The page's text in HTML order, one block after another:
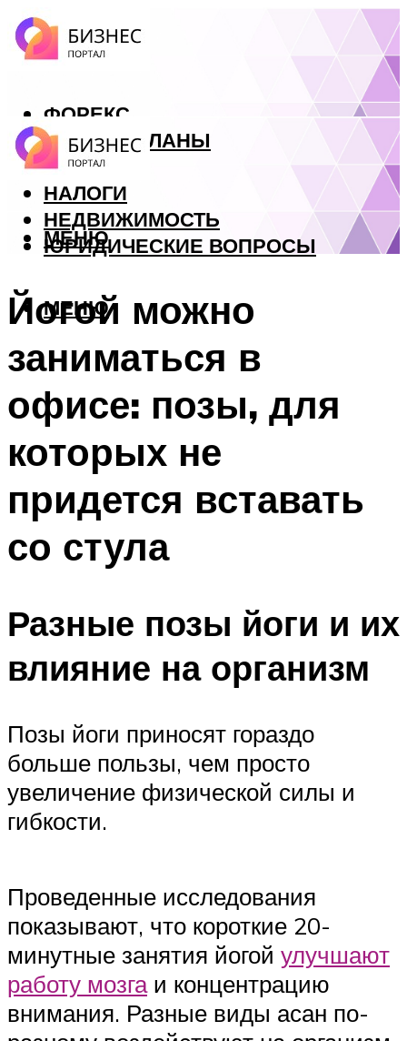
ФОРЕКС
БИЗНЕС ПЛАНЫ
КРЕДИТЫ
НАЛОГИ
НЕДВИЖИМОСТЬ
ЮРИДИЧЕСКИЕ ВОПРОСЫ
МЕНЮ
МЕНЮ
Йогой можно
заниматься в
офисе: позы, для
которых не
придется вставать
со стула
Разные позы йоги и их
влияние на организм
Позы йоги приносят гораздо
больше пользы, чем просто
увеличение физической силы и
гибкости.
Проведенные исследования
показывают, что короткие 20-
минутные занятия йогой улучшают
работу мозгаи концентрацию
внимания. Разные виды асан по-